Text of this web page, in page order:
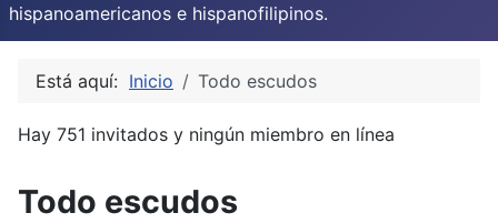
hispanoamericanos e hispanofilipinos.
Está aquí: Inicio Todo escudos
Hay 751 invitados y ningún miembro en línea
Todo escudos